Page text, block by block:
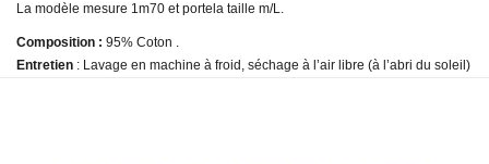
La modèle mesure 1m70 et porte la taille m/L.
Composition : 95% Coton .
Entretien : Lavage en machine à froid, séchage à l’air libre (à l’abri du soleil)